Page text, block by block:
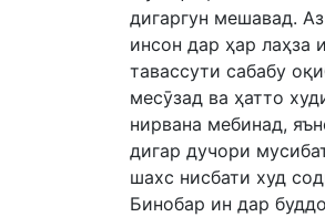
дигаргун мешавад.
инсон дар ҳар лаҳза
тавассути сабабу
месӯзад ва ҳатто
нирвана мебинад,
дигар дучори
шахс нисбати худ
Бинобар ин дар